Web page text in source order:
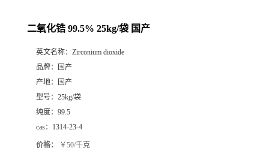
二氧化锆 99.5% 25kg/袋 国产
英文名称： Zirconium dioxide
品牌：
国产
产地：
国产
型号： 25kg/袋
纯度： 99.5
cas： 1314-23-4
价格： ￥50/千克